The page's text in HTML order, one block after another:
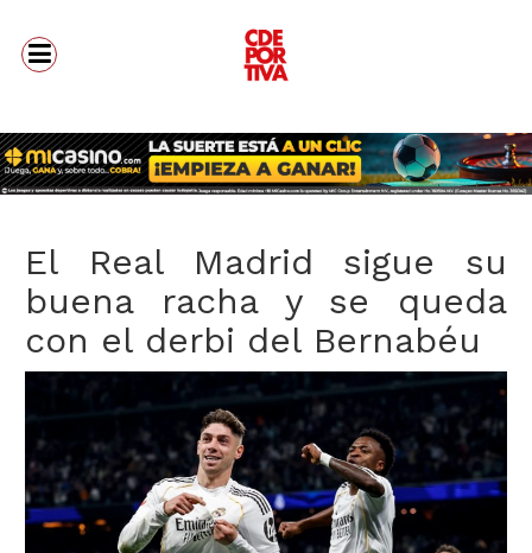
El Real Madrid sigue su
buena racha y se queda
con el derbi del Bernabéu